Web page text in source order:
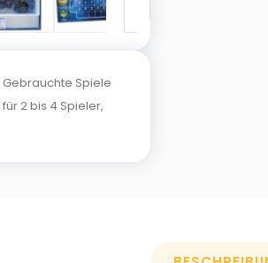
Gebrauchte Spiele
für 2 bis 4 Spieler,